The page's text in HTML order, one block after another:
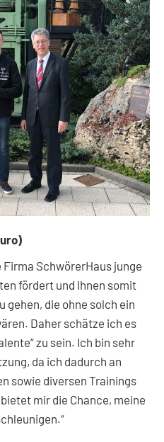
Firma SchwörerHaus junge
fördert und Ihnen somit
gehen, die ohne solch ein
Daher schätze ich es
zu sein. Ich bin sehr
da ich dadurch an
sowie diversen Trainings
mir die Chance, meine